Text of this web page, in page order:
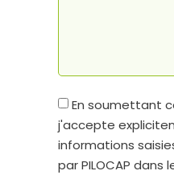
En soumettant
j'accepte
informations
par PILOCAP